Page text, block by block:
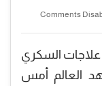
Comments
علاجات السكري
العالم أمس